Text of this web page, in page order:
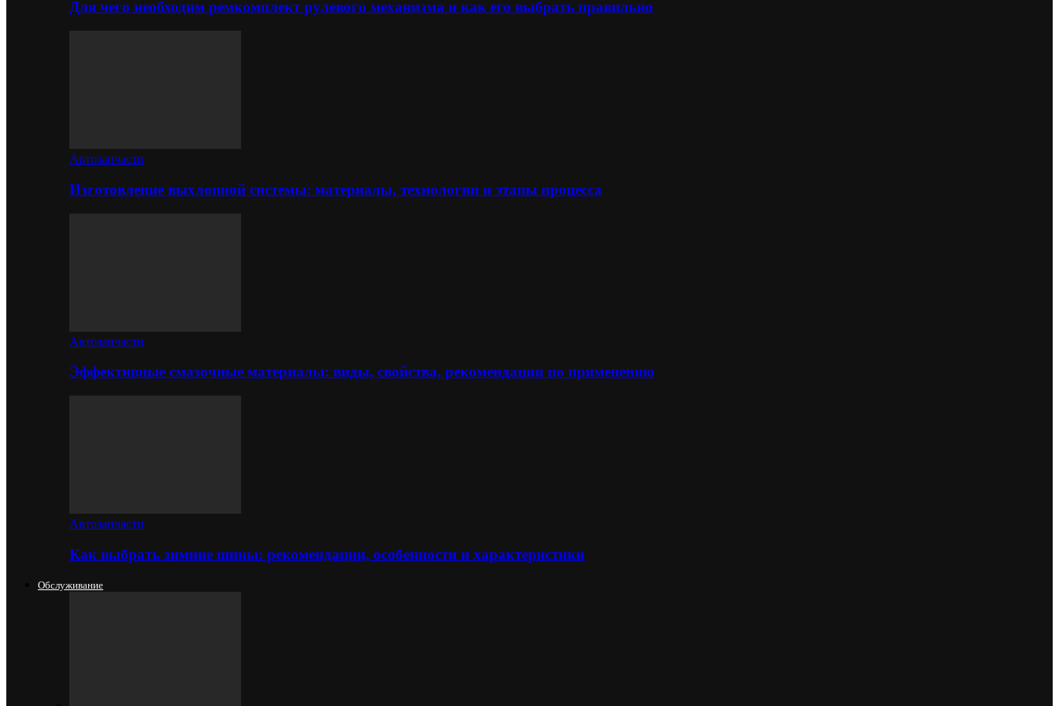
Для чего необходим ремкомплект рулевого механизма и как его выбрать правильно
Автозапчасти
Изготовление выхлопной системы: материалы, технологии и этапы процесса
Автозапчасти
Эффективные смазочные материалы: виды, свойства, рекомендации по применению
Автозапчасти
Как выбрать зимние шины: рекомендации, особенности и характеристики
Обслуживание